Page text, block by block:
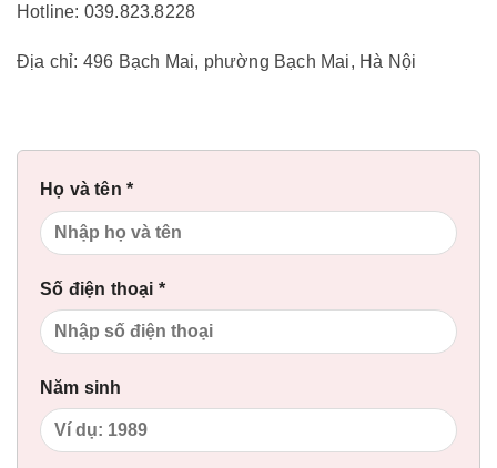
Hotline: 039.823.8228
Địa chỉ: 496 Bạch Mai, phường Bạch Mai, Hà Nội
Họ và tên *
Số điện thoại *
Năm sinh